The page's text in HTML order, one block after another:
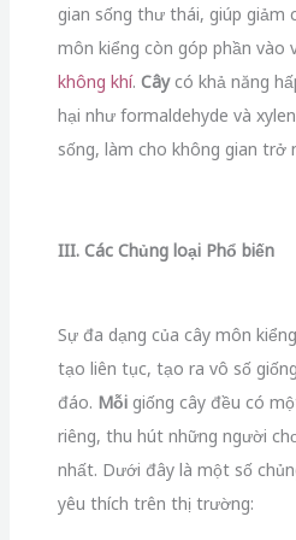
gian sống thư thái, giúp giảm
môn kiểng còn góp phần vào
không khí. Câycó khả năng
hại như formaldehyde và
sống, làm cho không gian trở
III. Các Chủng loại Phổ biến
Sự đa dạng của cây môn
tạo liên tục, tạo ra vô số
đáo. Mỗigiống cây đều có
riêng, thu hút những người
nhất. Dưới đây là một số
yêu thích trên thị trường: